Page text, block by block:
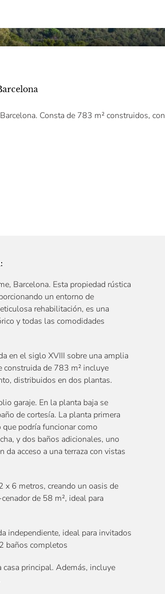
Consta de 783 m² construidos, con
Barcelona. Esta propiedad rústica
un entorno de
rehabilitación, es una
y todas las comodidades
en el siglo XVIII sobre una amplia
construida de 783 m² incluye
distribuidos en dos plantas.
garaje. En la planta baja se
de cortesía. La planta primera
podría funcionar como
y dos baños adicionales, uno
acceso a una terraza con vistas
x 6 metros, creando un oasis de
de 58 m², ideal para
independiente, ideal para invitados
baños completos
casa principal. Además, incluye